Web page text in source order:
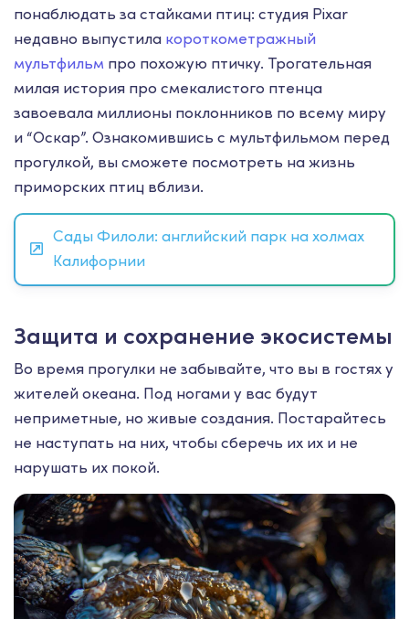
понаблюдать за стайками птиц: студия Pixar
недавно выпустила короткометражный
мультфильм про похожую птичку. Трогательная
милая история про смекалистого птенца
завоевала миллионы поклонников по всему миру
и “Оскар”. Ознакомившись с мультфильмом перед
прогулкой, вы сможете посмотреть на жизнь
приморских птиц вблизи.
Сады Филоли: английский парк на холмах
Калифорнии
Защита и сохранение экосистемы
Во время прогулки не забывайте, что вы в гостях у
жителей океана. Под ногами у вас будут
неприметные, но живые создания. Постарайтесь
не наступать на них, чтобы сберечь их их и не
нарушать их покой.